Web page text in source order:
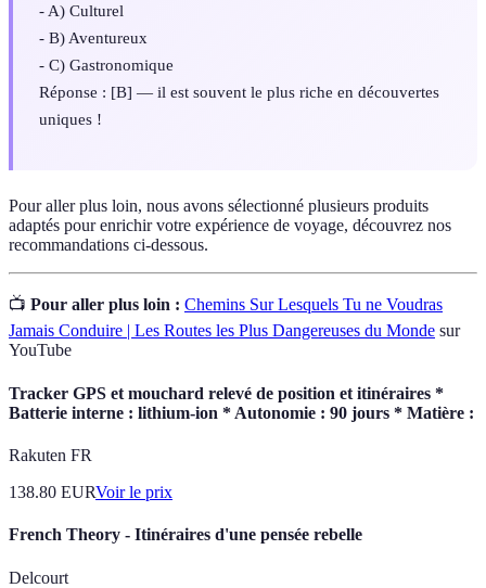
- A) Culturel
- B) Aventureux
- C) Gastronomique
Réponse : [B] — il est souvent le plus riche en découvertes
uniques !
Pour aller plus loin, nous avons sélectionné plusieurs produits
adaptés pour enrichir votre expérience de voyage, découvrez nos
recommandations ci-dessous.
📺 Pour aller plus loin : Chemins Sur Lesquels Tu ne Voudras
Jamais Conduire | Les Routes les Plus Dangereuses du Monde sur
YouTube
Tracker GPS et mouchard relevé de position et itinéraires *
Batterie interne : lithium-ion * Autonomie : 90 jours * Matière :
Rakuten FR
138.80 EURVoir le prix
French Theory - Itinéraires d'une pensée rebelle
Delcourt